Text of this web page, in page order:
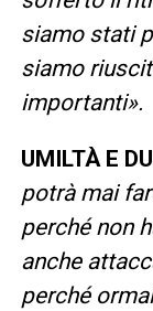
siamo stati
siamo
importanti».
UMILTÀ E
potrà mai
perché non
anche
perché